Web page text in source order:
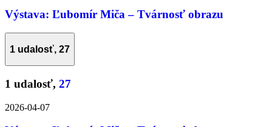
Výstava: Ľubomír Miča – Tvárnosť obrazu
1 udalosť, 27
1 udalosť, 27
2026-04-07